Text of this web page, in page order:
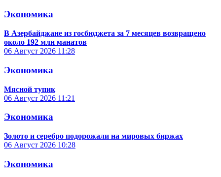
Экономика
В Азербайджане из госбюджета за 7 месяцев возвращено
около 192 млн манатов
06 Август 2026 11:28
Экономика
Мясной тупик
06 Август 2026 11:21
Экономика
Золото и серебро подорожали на мировых биржах
06 Август 2026 10:28
Экономика